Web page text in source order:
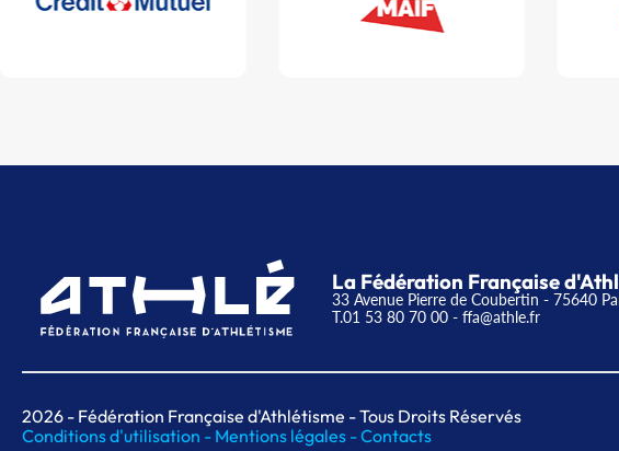
La Fédération Française
33 Avenue Pierre de Coubertin - 75640
T.01 53 80 70 00 - ffa@athle.fr
2026 - Fédération Française d'Athlétisme - Tous Droits Réservés
Conditions d'utilisation - Mentions légales -Contacts